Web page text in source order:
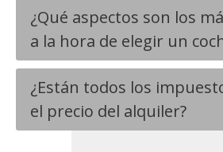
¿Qué aspectos son los
a la hora de elegir un
¿Están todos los
el precio del alquiler?